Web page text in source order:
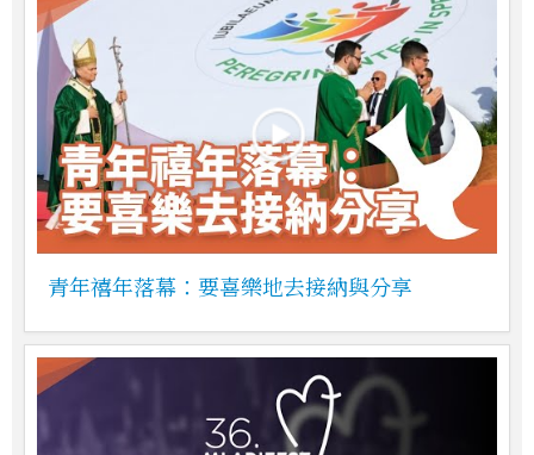
青年禧年落幕：要喜樂地去接納與分享